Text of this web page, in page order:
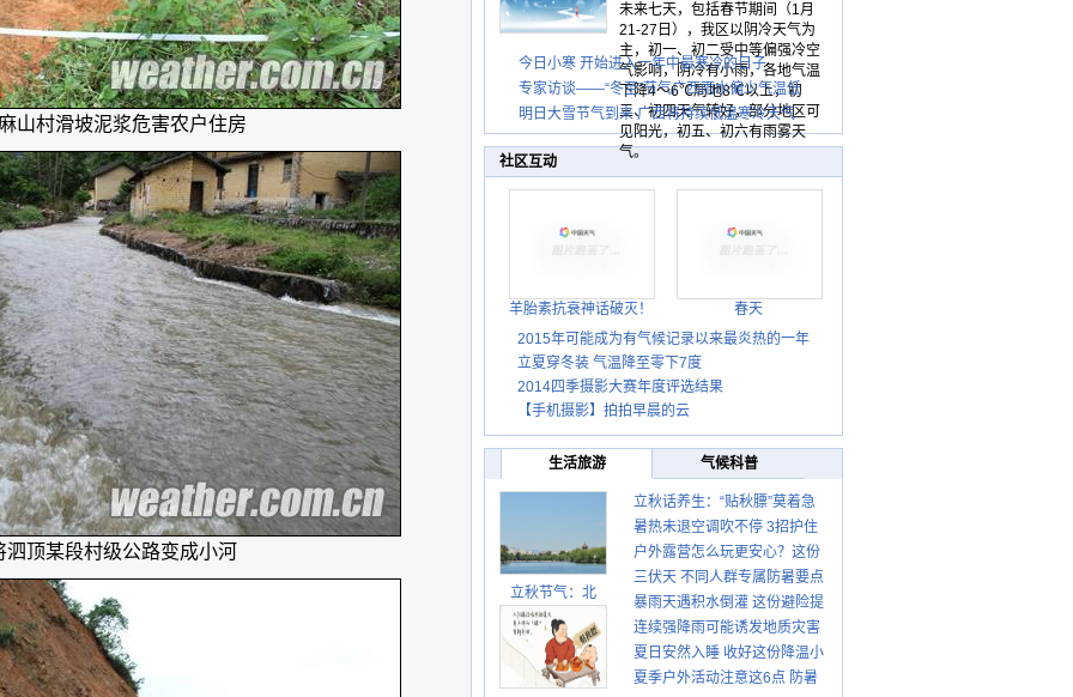
山村滑坡泥浆危害农户住房
泗顶某段村级公路变成小河
未来七天，包括春节期间（1月
21-27日），我区以阴冷天气为
主，初一、初二受中等偏强冷空
气影响，阴冷有小雨，各地气温
下降4～6℃局地8℃以上，初
三、初四天气转好，部分地区可
见阳光，初五、初六有雨雾天
气。
今日小寒 开始进入一年中最寒冷的日子
专家访谈——“冬至”节气广西雨水偏少气温低
明日大雪节气到来 广西将持续低温寒冷天气
社区互动
羊胎素抗衰神话破灭！
春天
2015年可能成为有气候记录以来最炎热的一年
立夏穿冬装 气温降至零下7度
2014四季摄影大赛年度评选结果
【手机摄影】拍拍早晨的云
生活旅游 气候科普
立秋节气：北
立秋话养生：“贴秋膘”莫着急
先清暑再防燥
暑热未退空调吹不停 3招护住
肩颈不酸痛
户外露营怎么玩更安心？这份
攻略请收好
三伏天 不同人群专属防暑要点
请收好
暴雨天遇积水倒灌 这份避险提
示请收好
连续强降雨可能诱发地质灾害
这些前兆要知道
夏日安然入睡 收好这份降温小
贴士
夏季户外活动注意这6点 防暑